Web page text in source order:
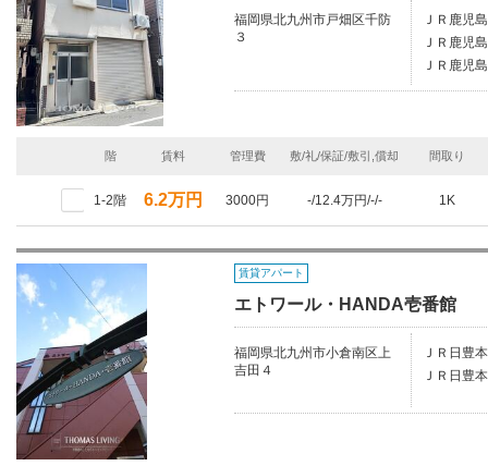
福岡県北九州市戸畑区千防
３
ＪＲ鹿児
ＪＲ鹿児
ＪＲ鹿児
階 賃料 管理費 敷/礼/保証/敷引,償却 間取り
1-2階 6.2万円 3000円 -/12.4万円/-/- 1K
賃貸アパート
エトワール・HANDA壱番館
福岡県北九州市小倉南区上
吉田４
ＪＲ日豊
ＪＲ日豊